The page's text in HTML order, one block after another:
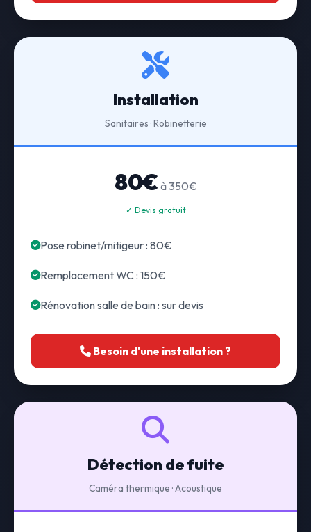
Installation
Sanitaires · Robinetterie
80€ à 350€
✓ Devis gratuit
Pose robinet/mitigeur : 80€
Remplacement WC : 150€
Rénovation salle de bain : sur devis
Besoin d'une installation ?
Détection de fuite
Caméra thermique · Acoustique